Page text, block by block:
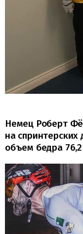
Немец Роберт
на спринтерских
объем бедра